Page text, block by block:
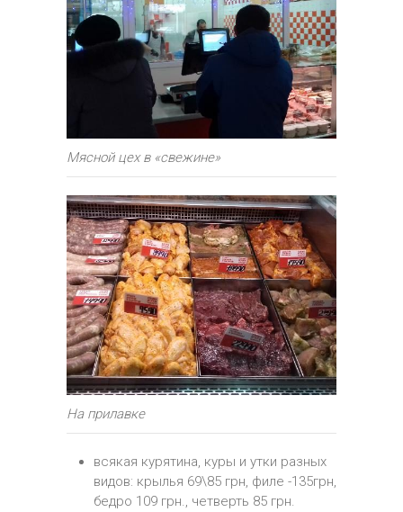
Мясной цех в «свежине»
На прилавке
всякая курятина, куры и утки разных
видов: крылья 69\85 грн, филе -135грн,
бедро 109 грн., четверть 85 грн.